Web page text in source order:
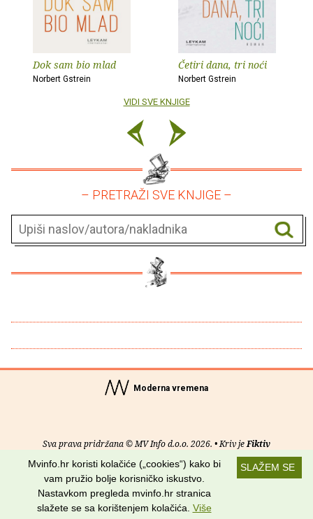
Dok sam bio mlad
Norbert Gstrein
Četiri dana, tri noći
Norbert Gstrein
VIDI SVE KNJIGE
– PRETRAŽI SVE KNJIGE –
Moderna vremena
Sva prava pridržana © MV Info d.o.o. 2026. • Kriv jeFiktiv
Uvjeti korištenja RSS kanali
Potraži nas na:
SLAŽEM SE
Mvinfo.hr koristi kolačiće („cookies“) kako bi
vam pružio bolje korisničko iskustvo.
Nastavkom pregleda mvinfo.hr stranica
slažete se sa korištenjem kolačića. Više